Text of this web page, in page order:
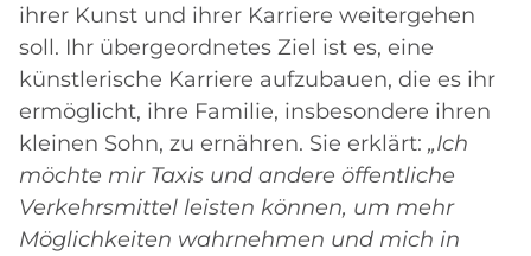
ihrer Kunst und ihrer Karriere weitergehen
soll. Ihr übergeordnetes Ziel ist es, eine
künstlerische Karriere aufzubauen, die es ihr
ermöglicht, ihre Familie, insbesondere ihren
kleinen Sohn, zu ernähren. Sie erklärt: „Ich
möchte mir Taxis und andere öffentliche
Verkehrsmittel leisten können, um mehr
Möglichkeiten wahrnehmen und mich in